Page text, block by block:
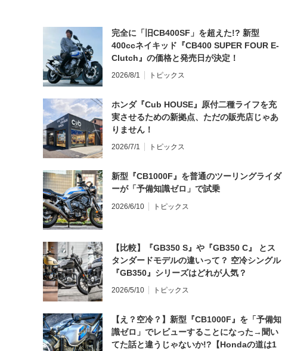
完全に「旧CB400SF」を超えた!? 新型
400ccネイキッド『CB400 SUPER FOUR E-
Clutch』の価格と発売日が決定！
2026/8/1 トピックス
ホンダ『Cub HOUSE』原付二種ライフを充
実させるための新拠点、ただの販売店じゃあ
りません！
2026/7/1 トピックス
新型『CB1000F』を普通のツーリングライダ
ーが「予備知識ゼロ」で試乗
2026/6/10 トピックス
【比較】『GB350 S』や『GB350 C』 とス
タンダードモデルの違いって？ 空冷シングル
『GB350』シリーズはどれが人気？
2026/5/10 トピックス
【え？空冷？】新型『CB1000F』を「予備知
識ゼロ」でレビューすることになった→聞い
てた話と違うじゃないか!?【Hondaの道は1